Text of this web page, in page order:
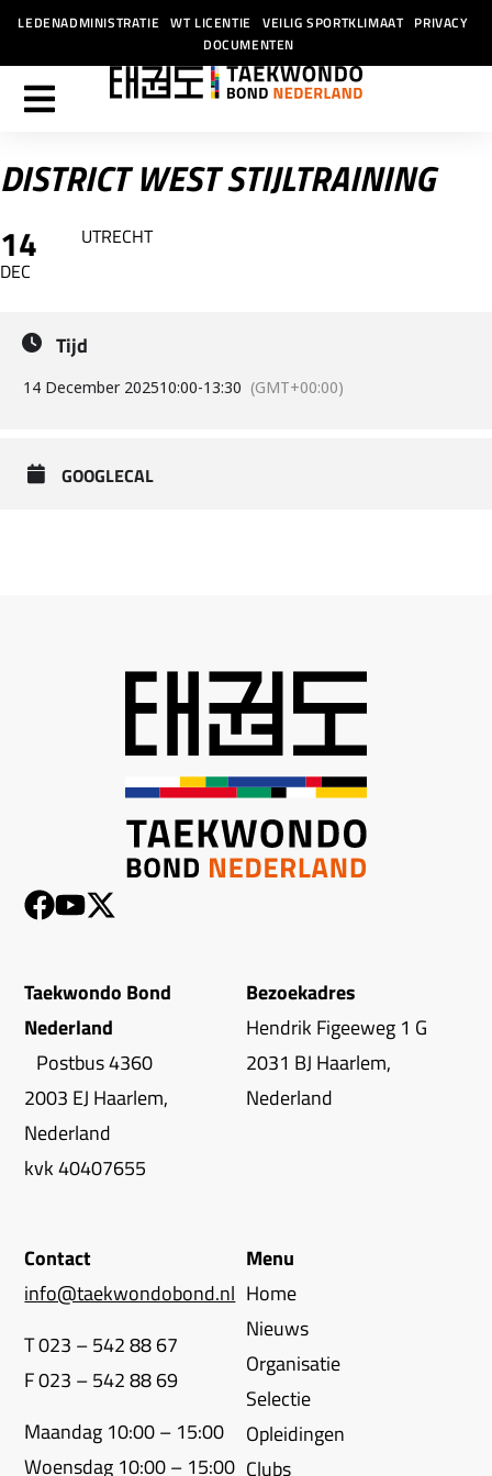
LEDENADMINISTRATIE WT LICENTIE VEILIG SPORTKLIMAAT PRIVACY
DOCUMENTEN
DISTRICT WEST STIJLTRAINING
14
DEC
UTRECHT
Tijd
14 December 202510:00-13:30 (GMT+00:00)
GOOGLECAL
Taekwondo Bond
Nederland
Postbus 4360
2003 EJ Haarlem,
Nederland
kvk 40407655
Bezoekadres
Hendrik Figeeweg 1 G
2031 BJ Haarlem,
Nederland
Contact
info@taekwondobond.nl
T 023 – 542 88 67
F 023 – 542 88 69
Maandag 10:00 – 15:00
Woensdag 10:00 – 15:00
Menu
Home
Nieuws
Organisatie
Selectie
Opleidingen
Clubs